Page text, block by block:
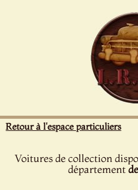
Retour à l'espace particuliers
Voitures de collection
département